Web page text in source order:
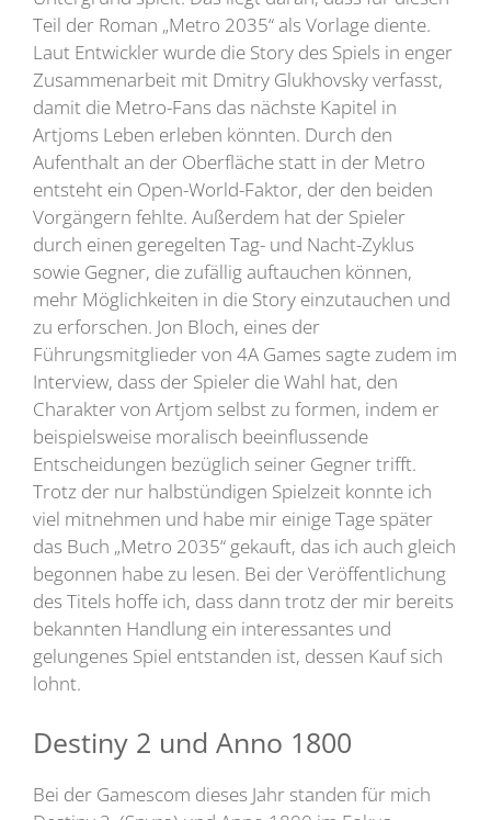
Teil der Roman „Metro 2035“ als Vorlage diente.
Laut Entwickler wurde die Story des Spiels in enger
Zusammenarbeit mit Dmitry Glukhovsky verfasst,
damit die Metro-Fans das nächste Kapitel in
Artjoms Leben erleben könnten. Durch den
Aufenthalt an der Oberfläche statt in der Metro
entsteht ein Open-World-Faktor, der den beiden
Vorgängern fehlte. Außerdem hat der Spieler
durch einen geregelten Tag- und Nacht-Zyklus
sowie Gegner, die zufällig auftauchen können,
mehr Möglichkeiten in die Story einzutauchen und
zu erforschen. Jon Bloch, eines der
Führungsmitglieder von 4A Games sagte zudem im
Interview, dass der Spieler die Wahl hat, den
Charakter von Artjom selbst zu formen, indem er
beispielsweise moralisch beeinflussende
Entscheidungen bezüglich seiner Gegner trifft.
Trotz der nur halbstündigen Spielzeit konnte ich
viel mitnehmen und habe mir einige Tage später
das Buch „Metro 2035“ gekauft, das ich auch gleich
begonnen habe zu lesen. Bei der Veröffentlichung
des Titels hoffe ich, dass dann trotz der mir bereits
bekannten Handlung ein interessantes und
gelungenes Spiel entstanden ist, dessen Kauf sich
lohnt.
Destiny 2 und Anno 1800
Bei der Gamescom dieses Jahr standen für mich